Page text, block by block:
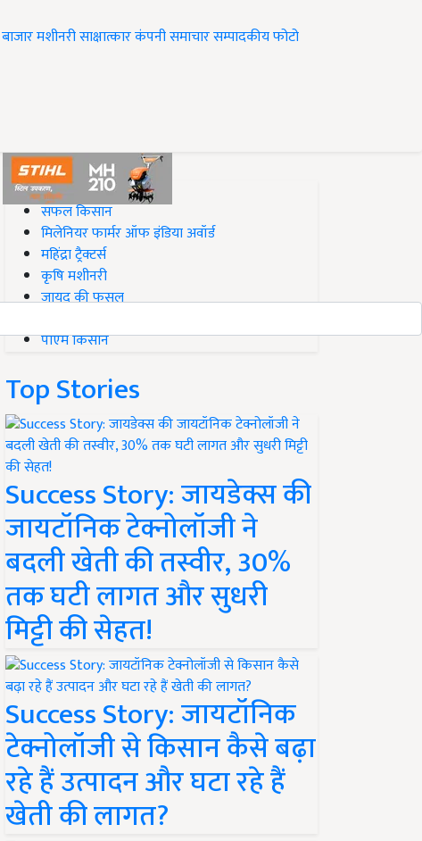
बाजारमशीनरीसाक्षात्कारकंपनी समाचारसम्पादकीयफोटो
#Top on Krishi Jagran
सफल किसान
मिलेनियर फार्मर ऑफ इंडिया अवॉर्ड
महिंद्रा ट्रैक्टर्स
कृषि मशीनरी
जायद की फसल
पीएम किसान
Top Stories
Success Story: जायडेक्स की
जायटॉनिक टेक्नोलॉजी ने
बदली खेती की तस्वीर, 30%
तक घटी लागत और सुधरी
मिट्टी की सेहत!
Success Story: जायटॉनिक
टेक्नोलॉजी से किसान कैसे बढ़ा
रहे हैं उत्पादन और घटा रहे हैं
खेती की लागत?